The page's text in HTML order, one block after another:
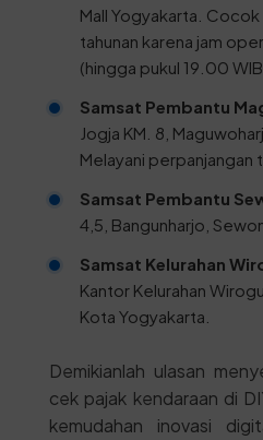
Mall Yogyakarta.
tahunan karena jam
(hingga pukul 19.00
Samsat Pembantu
Jogja KM. 8,
Melayani perpanjangan
Samsat Pembantu
4,5, Bangunharjo,
Samsat Kelurahan
Kantor Kelurahan
Kota Yogyakarta.
Demikianlah ulasan
cek pajak kendaraan di
kemudahan inovasi